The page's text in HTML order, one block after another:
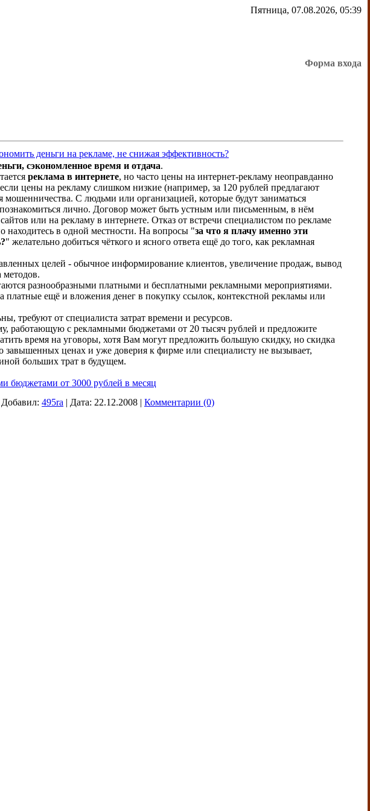
Пятница, 07.08.2026, 05:39
Форма входа
деньги на рекламе, не снижая эффективность?
сэкономленное время и отдача.
реклама в интернете, но часто цены на интернет-рекламу неоправданно
цены на рекламу слишком низкие (например, за 120 рублей предлагают
мошенничества. С людьми или организацией, которые будут заниматься
лично. Договор может быть устным или письменным, в нём
или на рекламу в интернете. Отказ от встречи специалистом по рекламе
находитесь в одной местности. На вопросы "за что я плачу именно эти
" желательно добиться чёткого и ясного ответа ещё до того, как рекламная
целей - обычное информирование клиентов, увеличение продаж, вывод
методов.
разнообразными платными и бесплатными рекламными мероприятиями.
платные ещё и вложения денег в покупку ссылок, контекстной рекламы или
требуют от специалиста затрат времени и ресурсов.
работающую с рекламными бюджетами от 20 тысяч рублей и предложите
время на уговоры, хотя Вам могут предложить большую скидку, но скидка
завышенных ценах и уже доверия к фирме или специалисту не вызывает,
больших трат в будущем.
бюджетами от 3000 рублей в месяц
Добавил: 495ra | Дата: 22.12.2008 | Комментарии (0)